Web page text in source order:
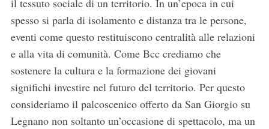
il tessuto sociale di un territorio. In un’epoca in cui
spesso si parla di isolamento e distanza tra le persone,
eventi come questo restituiscono centralità alle relazioni
e alla vita di comunità. Come Bcc crediamo che
sostenere la cultura e la formazione dei giovani
significhi investire nel futuro del territorio. Per questo
consideriamo il palcoscenico offerto da San Giorgio su
Legnano non soltanto un’occasione di spettacolo, ma un